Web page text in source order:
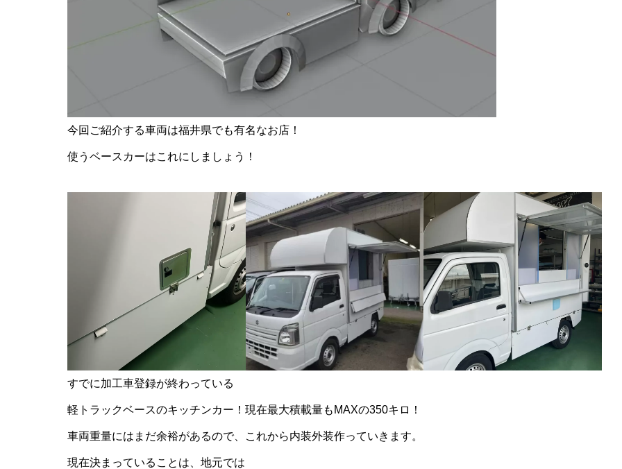
今回ご紹介する車両は福井県でも有名なお店！
使うベースカーはこれにしましょう！
すでに加工車登録が終わっている
軽トラックベースのキッチンカー！現在最大積載量もMAXの350キロ！
車両重量にはまだ余裕があるので、これから内装外装作っていきます。
現在決まっていることは、地元では